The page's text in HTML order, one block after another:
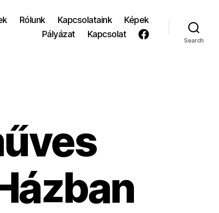
Rólunk Kapcsolataink
Képek
Pályázat
Kapcsolat
Search